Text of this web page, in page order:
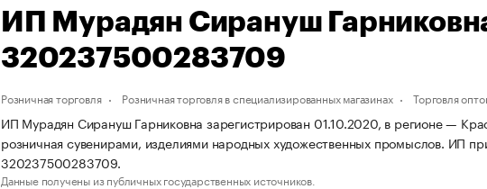
ИП Мурадян Сирануш
320237500283709
Розничная торговля Розничная торговля в специализированных магазинах Торговля
ИП Мурадян Сирануш Гарниковна зарегистрирован 01.10.2020, в регионе —
розничная сувенирами, изделиями народных художественных промыслов. ИП
320237500283709.
Данные получены из публичных государственных источников.